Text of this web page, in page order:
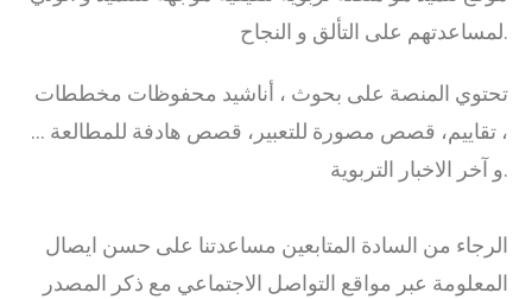
لمساعدتهم على التألق و النجاح.
تحتوي المنصة على بحوث ، أناشيد محفوظات مخططات
، تقاييم، قصص مصورة للتعبير، قصص هادفة للمطالعة …
و آخر الاخبار التربوية.
الرجاء من السادة المتابعين مساعدتنا على حسن ايصال
المعلومة عبر مواقع التواصل الاجتماعي مع ذكر المصدر